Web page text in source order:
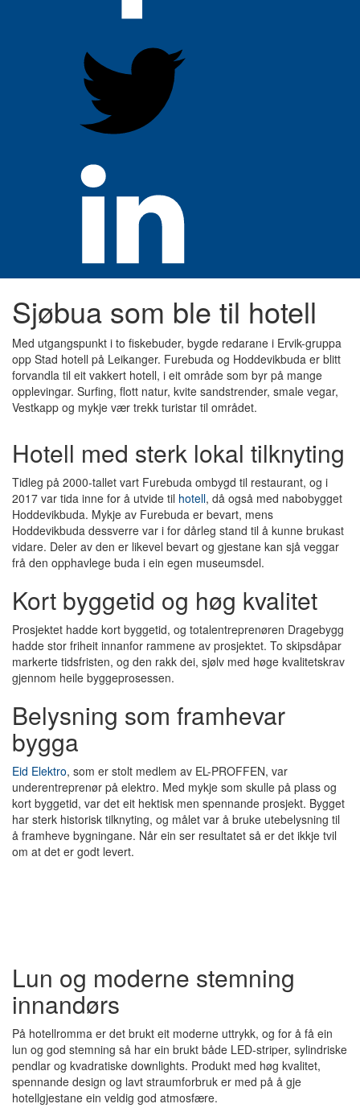
Sjøbua som ble til hotell
Med utgangspunkt i to fiskebuder, bygde redarane i Ervik-gruppa
opp Stad hotell på Leikanger. Furebuda og Hoddevikbuda er blitt
forvandla til eit vakkert hotell, i eit område som byr på mange
opplevingar. Surfing, flott natur, kvite sandstrender, smale vegar,
Vestkapp og mykje vær trekk turistar til området.
Hotell med sterk lokal tilknyting
Tidleg på 2000-tallet vart Furebuda ombygd til restaurant, og i
2017 var tida inne for å utvide til hotell, då også med nabobygget
Hoddevikbuda. Mykje av Furebuda er bevart, mens
Hoddevikbuda dessverre var i for dårleg stand til å kunne brukast
vidare. Deler av den er likevel bevart og gjestane kan sjå veggar
frå den opphavlege buda i ein egen museumsdel.
Kort byggetid og høg kvalitet
Prosjektet hadde kort byggetid, og totalentreprenøren Dragebygg
hadde stor friheit innanfor rammene av prosjektet. To skipsdåpar
markerte tidsfristen, og den rakk dei, sjølv med høge kvalitetskrav
gjennom heile byggeprosessen.
Belysning som framhevar
bygga
Eid Elektro, som er stolt medlem av EL-PROFFEN, var
underentreprenør på elektro. Med mykje som skulle på plass og
kort byggetid, var det eit hektisk men spennande prosjekt. Bygget
har sterk historisk tilknyting, og målet var å bruke utebelysning til
å framheve bygningane. Når ein ser resultatet så er det ikkje tvil
om at det er godt levert.
Lun og moderne stemning
innandørs
På hotellromma er det brukt eit moderne uttrykk, og for å få ein
lun og god stemning så har ein brukt både LED-striper, sylindriske
pendlar og kvadratiske downlights. Produkt med høg kvalitet,
spennande design og lavt straumforbruk er med på å gje
hotellgjestane ein veldig god atmosfære.